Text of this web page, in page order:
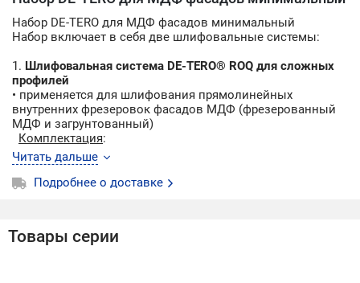
Набор DE-TERO для МДФ фасадов минимальный
Набор включает в себя две шлифовальные системы:
1. Шлифовальная система DE-TERO® ROQ для сложных
профилей
• применяется для шлифования прямолинейных
внутренних фрезеровок фасадов МДФ (фрезерованный
МДФ и загрунтованный)
Комплектация:
• переходная втулка DE-TERO® FIX ROQ MB2 50х65х8мм 16
сегм.
• щетка шлифовальная DE-TERO® Flex MB2 50x65/70х3мм
• применяется для шлифования углов внутренних
Читать дальше
Подробнее о доставке
Товары серии